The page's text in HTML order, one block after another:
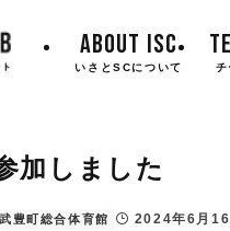
ABOUT ISC
いさとSCについて チ
加しました
武豊町総合体育館 2024年6月16